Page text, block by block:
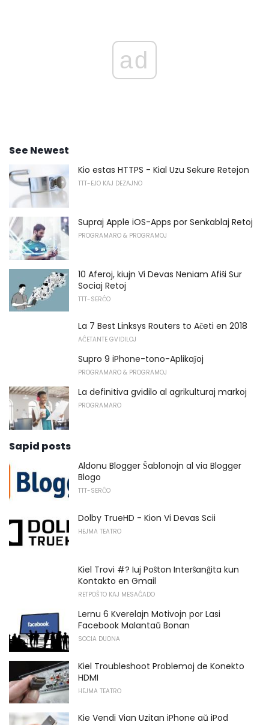
ad
See Newest
Kio estas HTTPS - Kial Uzu Sekure Retejon
TTT-EJO KAJ DEZAJNO
Supraj Apple iOS-Apps por Senkablaj Retoj
PROGRAMARO & PROGRAMOJ
10 Aferoj, kiujn Vi Devas Neniam Afiŝi Sur
Sociaj Retoj
TTT-SERĈO
La 7 Best Linksys Routers to Aĉeti en 2018
AĈETANTE GVIDILOJ
Supro 9 iPhone-tono-Aplikaĵoj
PROGRAMARO & PROGRAMOJ
La definitiva gvidilo al agrikulturaj markoj
PROGRAMARO
Sapid posts
Aldonu Blogger Ŝablonojn al via Blogger
Blogo
TTT-SERĈO
Dolby TrueHD - Kion Vi Devas Scii
HEJMA TEATRO
Kiel Trovi #? Iuj Poŝton Interŝanĝita kun
Kontakto en Gmail
RETPOŜTO KAJ MESAĜADO
Lernu 6 Kverelajn Motivojn por Lasi
Facebook Malantaŭ Bonan
SOCIA DUONA
Kiel Troubleshoot Problemoj de Konekto
HDMI
HEJMA TEATRO
Kie Vendi Vian Uzitan iPhone aŭ iPod